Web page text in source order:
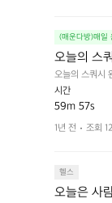
(매운다방)매일
오늘의 스
오늘의 스쿼시
시간
59m 57s
1년 전 조회
헬스
오늘은 사